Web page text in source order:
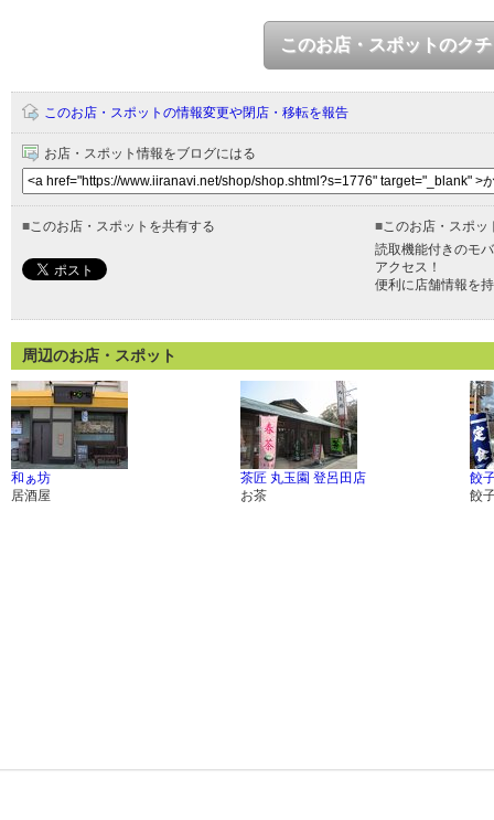
このお店・スポットのク
このお店・スポットの情報変更や閉店・移転を報告
お店・スポット情報をブログにはる
■このお店・スポットを共有する ■このお店・スポッ
読取機能付きのモ
アクセス！
便利に店舗情報を
周辺のお店・スポット
和ぁ坊
居酒屋
茶匠 丸玉園 登呂田店
お茶
餃
餃